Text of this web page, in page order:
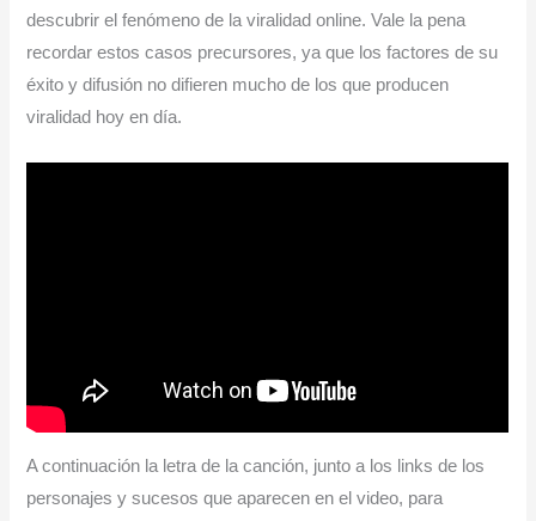
descubrir el fenómeno de la viralidad online. Vale la pena
recordar estos casos precursores, ya que los factores de su
éxito y difusión no difieren mucho de los que producen
viralidad hoy en día.
A continuación la letra de la canción, junto a los links de los
personajes y sucesos que aparecen en el video, para